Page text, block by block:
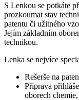
S Lenkou se potkáte
prozkoumat stav
patentu či užitného
Jejím základním
technikou.
Lenka se nejvíce
Rešerše na
Příprava
oborech